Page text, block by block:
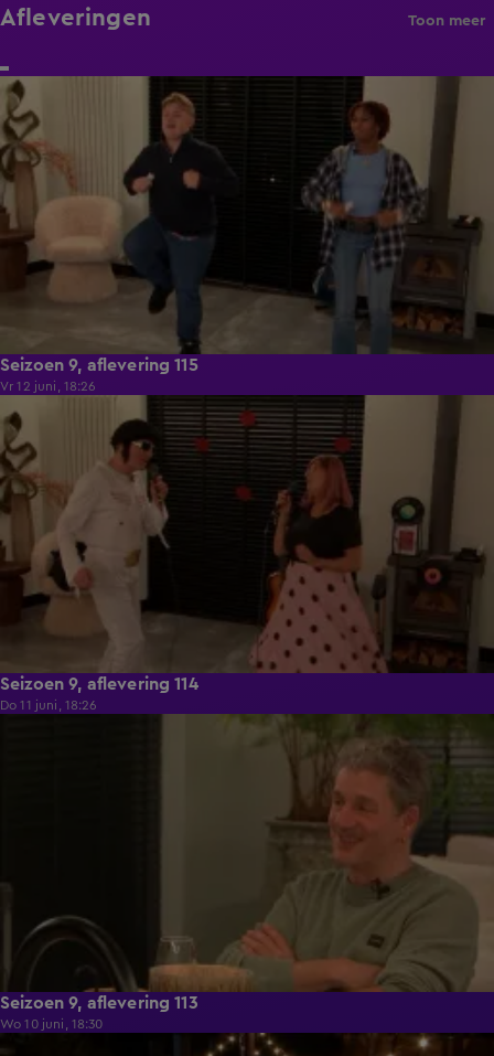
Afleveringen Toon meer
21:50
Seizoen 9, aflevering 115
Vr 12 juni, 18:26
21:50
Seizoen 9, aflevering 114
Do 11 juni, 18:26
Seizoen 9, aflevering 113
Wo 10 juni, 18:30
21:50